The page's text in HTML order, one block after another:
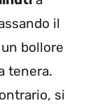
il
bollore
tenera.
si